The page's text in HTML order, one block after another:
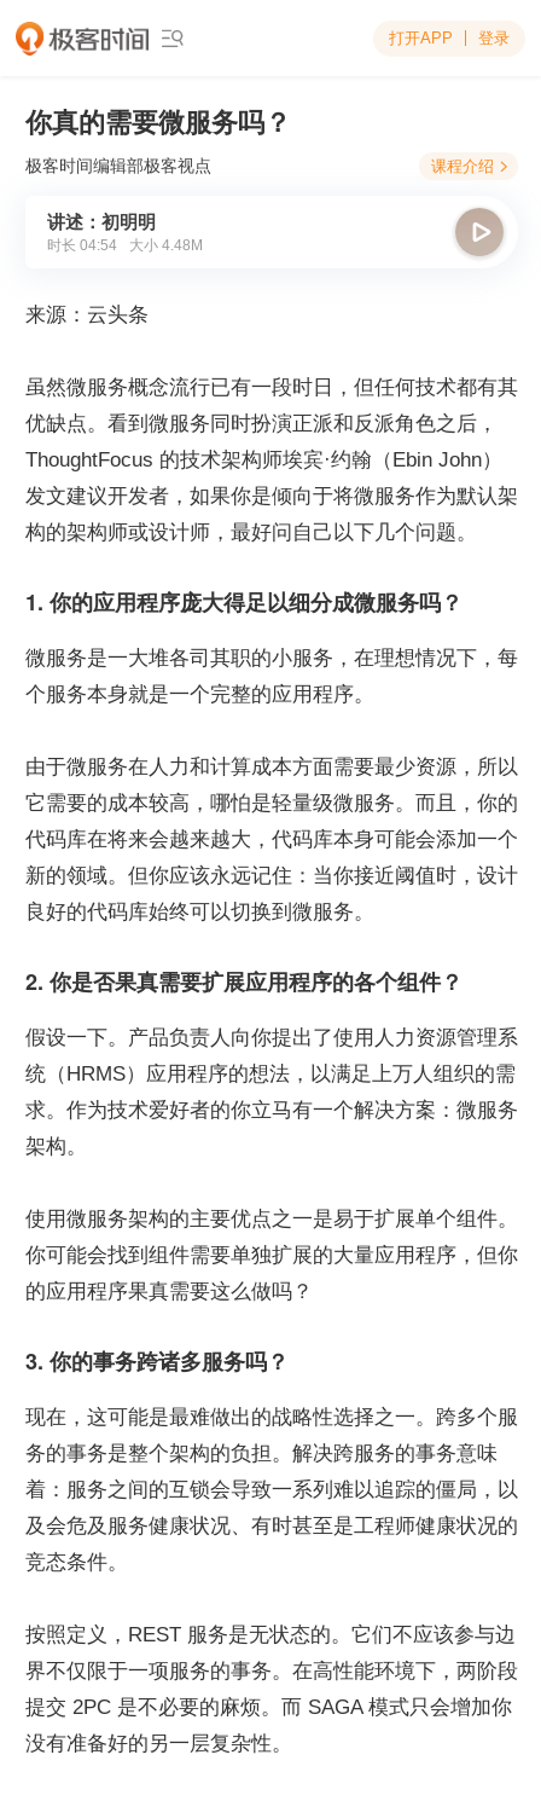
 打开APP 登录
你真的需要微服务吗？
极客时间编辑部极客视点 课程介绍 
讲述：初明明
时长 04:54 大小 4.48M

来源：云头条
虽然微服务概念流行已有一段时日，但任何技术都有其
优缺点。看到微服务同时扮演正派和反派角色之后，
ThoughtFocus 的技术架构师埃宾·约翰（Ebin John）
发文建议开发者，如果你是倾向于将微服务作为默认架
构的架构师或设计师，最好问自己以下几个问题。
1. 你的应用程序庞大得足以细分成微服务吗？
微服务是一大堆各司其职的小服务，在理想情况下，每
个服务本身就是一个完整的应用程序。
由于微服务在人力和计算成本方面需要最少资源，所以
它需要的成本较高，哪怕是轻量级微服务。而且，你的
代码库在将来会越来越大，代码库本身可能会添加一个
新的领域。但你应该永远记住：当你接近阈值时，设计
良好的代码库始终可以切换到微服务。
2. 你是否果真需要扩展应用程序的各个组件？
假设一下。产品负责人向你提出了使用人力资源管理系
统（HRMS）应用程序的想法，以满足上万人组织的需
求。作为技术爱好者的你立马有一个解决方案：微服务
架构。
使用微服务架构的主要优点之一是易于扩展单个组件。
你可能会找到组件需要单独扩展的大量应用程序，但你
的应用程序果真需要这么做吗？
3. 你的事务跨诸多服务吗？
现在，这可能是最难做出的战略性选择之一。跨多个服
务的事务是整个架构的负担。解决跨服务的事务意味
着：服务之间的互锁会导致一系列难以追踪的僵局，以
及会危及服务健康状况、有时甚至是工程师健康状况的
竞态条件。
按照定义，REST 服务是无状态的。它们不应该参与边
界不仅限于一项服务的事务。在高性能环境下，两阶段
提交 2PC 是不必要的麻烦。而 SAGA 模式只会增加你
没有准备好的另一层复杂性。